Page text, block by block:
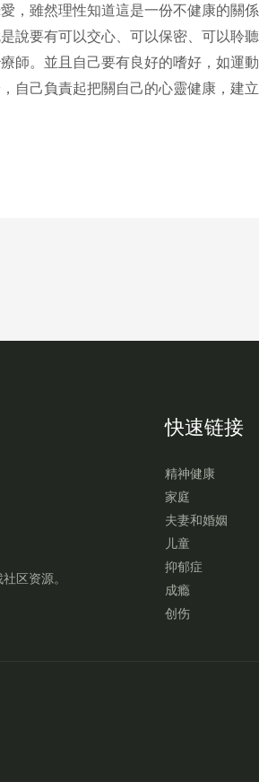
，雖然理性知道這是一份不健康的關
說要有可以交心、可以保密、可以聆
師。並且自己要有良好的嗜好，如運
自己負責起把關自己的心靈健康，建立
区资源。
快速链接
精神健康
家庭
夫妻和婚姻
儿童
抑郁症
成瘾
创伤